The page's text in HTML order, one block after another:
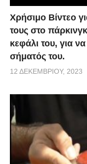
Χρήσιμο Βίντεο
τους στο
κεφάλι του, για
σήματός του.
12 ΔΕΚΕΜΒΡΊΟΥ, 2023